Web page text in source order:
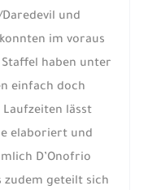
und
im voraus
haben unter
einfach doch
lässt
elaboriert und
D’Onofrio
zudem geteilt sich